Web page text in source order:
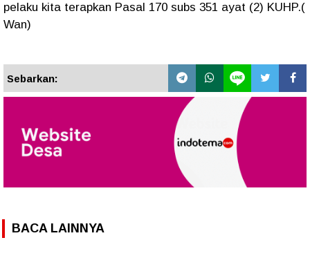
pelaku kita terapkan Pasal 170 subs 351 ayat (2) KUHP.(
Wan)
Sebarkan:
BACA LAINNYA